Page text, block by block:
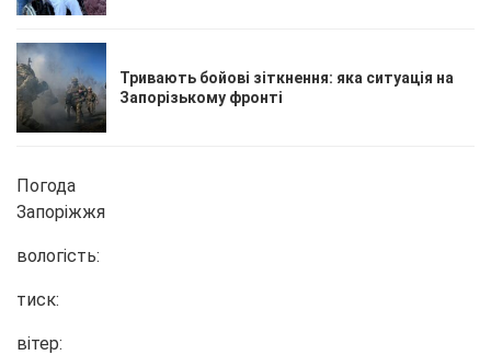
Тривають бойові зіткнення: яка ситуація на
Запорізькому фронті
Погода
Запоріжжя
вологість:
тиск:
вітер: